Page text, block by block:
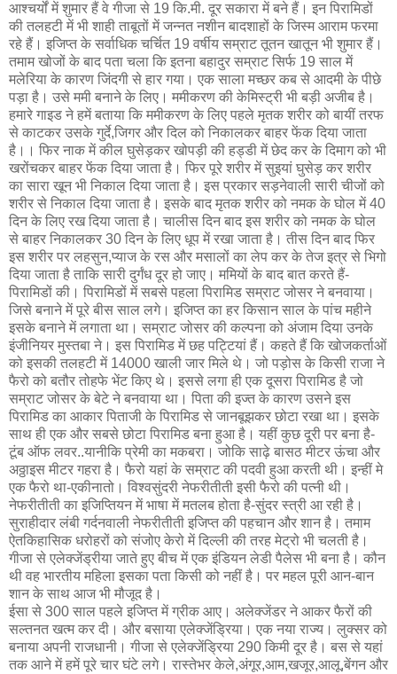
आश्चर्यों में शुमार हैं वे गीजा से 19 कि.मी. दूर सकारा में बने हैं। इन पिरामिडों
की तलहटी में भी शाही ताबूतों में जन्नत नशीन बादशाहों के जिस्म आराम फरमा
रहे हैं। इजिप्त के सर्वाधिक चर्चित 19 वर्षीय सम्राट तूतन खातून भी शुमार हैं।
तमाम खोजों के बाद पता चला कि इतना बहादुर सम्राट सिर्फ 19 साल में
मलेरिया के कारण जिंदगी से हार गया। एक साला मच्छर कब से आदमी के पीछे
पड़ा है। उसे ममी बनाने के लिए। ममीकरण की केमिस्ट्री भी बड़ी अजीब है।
हमारे गाइड ने हमें बताया कि ममीकरण के लिए पहले मृतक शरीर को बायीं तरफ
से काटकर उसके गुर्दे,जिगर और दिल को निकालकर बाहर फेंक दिया जाता
है।। फिर नाक में कील घुसेड़कर खोपड़ी की हड्डी में छेद कर के दिमाग को भी
खरोंचकर बाहर फेंक दिया जाता है। फिर पूरे शरीर में सुइयां घुसेड़ कर शरीर
का सारा खून भी निकाल दिया जाता है। इस प्रकार सड़नेवाली सारी चीजों को
शरीर से निकाल दिया जाता है। इसके बाद मृतक शरीर को नमक के घोल में 40
दिन के लिए रख दिया जाता है। चालीस दिन बाद इस शरीर को नमक के घोल
से बाहर निकालकर 30 दिन के लिए धूप में रखा जाता है। तीस दिन बाद फिर
इस शरीर पर लहसुन,प्याज के रस और मसालों का लेप कर के तेज इत्र से भिगो
दिया जाता है ताकि सारी दुर्गंध दूर हो जाए। ममियों के बाद बात करते हैं-
पिरामिडों की। पिरामिडों में सबसे पहला पिरामिड सम्राट जोसर ने बनवाया।
जिसे बनाने में पूरे बीस साल लगे। इजिप्त का हर किसान साल के पांच महीने
इसके बनाने में लगाता था। सम्राट जोसर की कल्पना को अंजाम दिया उनके
इंजीनियर मुस्तबा ने। इस पिरामिड में छह पट्टियां हैं। कहते हैं कि खोजकर्ताओं
को इसकी तलहटी में 14000 खाली जार मिले थे। जो पड़ोस के किसी राजा ने
फैरो को बतौर तोहफे भेंट किए थे। इससे लगा ही एक दूसरा पिरामिड है जो
सम्राट जोसर के बेटे ने बनवाया था। पिता की इज्त के कारण उसने इस
पिरामिड का आकार पिताजी के पिरामिड से जानबूझकर छोटा रखा था। इसके
साथ ही एक और सबसे छोटा पिरामिड बना हुआ है। यहीं कुछ दूरी पर बना है-
टूंब ऑफ लवर..यानीकि प्रेमी का मकबरा। जोकि साढ़े बासठ मीटर ऊंचा और
अठ्ठाइस मीटर गहरा है। फैरो यहां के सम्राट की पदवी हुआ करती थी। इन्हीं मे
एक फैरो था-एकीनातो। विश्वसुंदरी नेफरीतीती इसी फैरो की पत्नी थी।
नेफरीतीती का इजिप्तियन में भाषा में मतलब होता है-सुंदर स्त्री आ रही है।
सुराहीदार लंबी गर्दनवाली नेफरीतीती इजिप्त की पहचान और शान है। तमाम
ऐतकिहासिक धरोहरों को संजोए केरो में दिल्ली की तरह मेट्रो भी चलती है।
गीजा से एलेक्जेंड्रीया जाते हुए बीच में एक इंडियन लेडी पैलेस भी बना है। कौन
थी वह भारतीय महिला इसका पता किसी को नहीं है। पर महल पूरी आन-बान
शान के साथ आज भी मौजूद है।
ईसा से 300 साल पहले इजिप्त में ग्रीक आए। अलेक्जेंडर ने आकर फैरों की
सल्तनत खत्म कर दी। और बसाया एलेक्जेंड्रिया। एक नया राज्य। लुक्सर को
बनाया अपनी राजधानी। गीजा से एलेक्जेंड्रिया 290 किमी दूर है। बस से यहां
तक आने में हमें पूरे चार घंटे लगे। रास्तेभर केले,अंगूर,आम,खजूर,आलू,बेंगन और